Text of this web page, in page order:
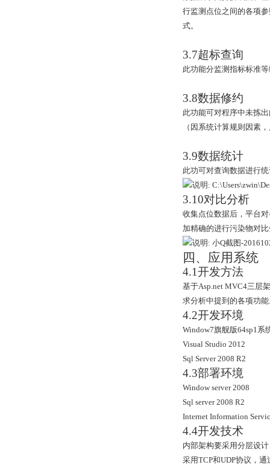
行监测点位之间的各项
式。
3.7超标查询
此功能分监测指标标准
3.8数据修约
此功能可对程序中未拣
（因系统计算规则因素
3.9数据统计
此功可对查询数据进行
3.10对比分析
收集点位数据后，平台
加精确的进行污染物对
四、应用系统
4.1开发方法
基于Asp.net MVC4三层
求分析中提到的各项功
4.2开发环境
Window7旗舰版64sp1系
Visual Studio 2012
Sql Server 2008 R2
4.3部署环境
Window server 2008
Sql server 2008 R2
Internet Information
4.4开发技术
内部架构要采用分层设
采用TCP和UDP协议，通